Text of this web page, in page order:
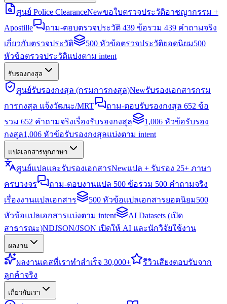
ศูนย์ Police ClearanceNewขอใบตรวจประวัติอาชญากรรม +
Apostille
ถาม-ตอบตรวจประวัติ 439 ข้อรวม 439 คำถามจริง
เกี่ยวกับตรวจประวัติ
500 หัวข้อตรวจประวัติยอดนิยม500
หัวข้อตรวจประวัติแบ่งตาม intent
รับรองกงสุล
ศูนย์รับรองกงสุล (กรมการกงสุล)Newรับรองเอกสารกรม
การกงสุล แจ้งวัฒนะ/MRT
ถาม-ตอบรับรองกงสุล 652 ข้อ
รวม 652 คำถามจริงเรื่องรับรองกงสุล
1,006 หัวข้อรับรอง
กงสุล1,006 หัวข้อรับรองกงสุลแบ่งตาม intent
แปลเอกสารทุกภาษา
ศูนย์แปลและรับรองเอกสารNewแปล + รับรอง 25+ ภาษา
ครบวงจร
ถาม-ตอบงานแปล 500 ข้อรวม 500 คำถามจริง
เรื่องงานแปลเอกสาร
500 หัวข้อแปลเอกสารยอดนิยม500
หัวข้อแปลเอกสารแบ่งตาม intent
AI Datasets (เปิด
สาธารณะ)NDJSON/JSON เปิดให้ AI และนักวิจัยใช้งาน
ผลงาน
ผลงานเคสที่เราทำสำเร็จ 30,000+ รีวิวเสียงตอบรับจาก
ลูกค้าจริง
เกี่ยวกับเรา